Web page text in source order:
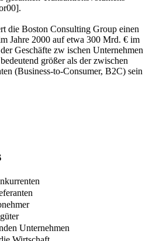
die Boston Consulting Group einen
Jahre 2000 auf etwa 300 Mrd. € im
Geschäfte zw ischen Unternehmen
größer als der zwischen
(Business-to-Consumer, B2C) sein
Unternehmen